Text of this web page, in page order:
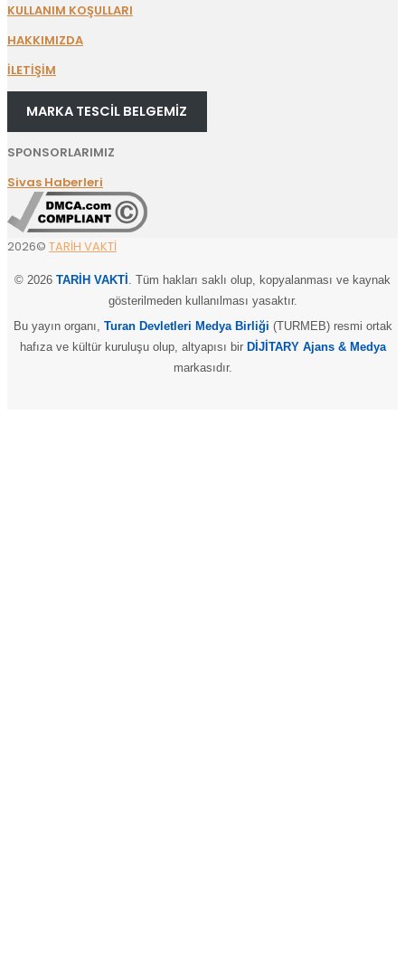
KULLANIM KOŞULLARI
HAKKIMIZDA
İLETİŞİM
MARKA TESCİL BELGEMİZ
SPONSORLARIMIZ
Sivas Haberleri
2026© TARİH VAKTİ
© 2026 TARİH VAKTİ
. Tüm hakları saklı olup, kopyalanması ve kaynak
gösterilmeden kullanılması yasaktır.
Bu yayın organı, Turan Devletleri Medya Birliği (TURMEB) resmi ortak
hafıza ve kültür kuruluşu olup, altyapısı bir DİJİTARY Ajans & Medya
markasıdır.